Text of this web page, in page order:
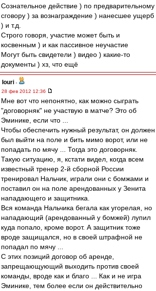
Сознательное действие ) по предварительному
сговору ) за вознаграждение ) нанесшее ущерб
) и т.д.
Строго говоря, участие может быть и
косвенным ) и как пассивное неучастие
Могут быть свидетели ) видео ) какие-то
документы ) хз, что ещё
Iouri -
28 фев 2012 12:36
Мне вот что непонятно, как можно сыграть
"договорняк" не участвую в матче? Это об
Эминике, если что ...
Чтобы обеспечить нужный результат, он должен
был выйти на поле и бить мимо ворот, или не
попадать по мячу ... Тогда это договорняк.
Такую ситуацию, я, кстати видел, когда всем
известный тренер 2-й сборной России
тренировал Нальчик, играли они с бомжами и
поставил он на поле арендованных у Зенита
нападающего и защитника.
Вся команда Нальчика бегала как угорелая, но
нападающий (арендованный у бомжей) лупил
куда попало, кроме ворот. А защитник тоже
вроде защищался, но в своей штрафной не
попадал по мячу ...
С этих позиций договор об аренде,
запрещающующий выходить против своей
команды, вроде как и благо ... Как и не игра
Эминике, тем более если он действительно